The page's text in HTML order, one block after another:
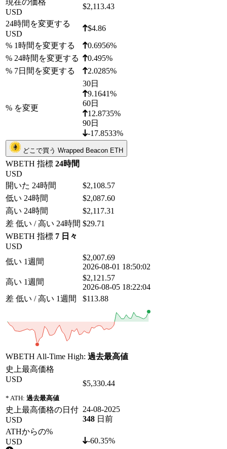
現在の価格
USD
$2,113.43
24時間を変更する
USD
$4.86
% 1時間を変更する
0.6956%
% 24時間を変更する
0.495%
% 7日間を変更する
2.0285%
% を変更
30日
9.1641%
60日
12.8735%
90日
-17.8533%
どこで買う Wrapped Beacon ETH
WBETH 指標 24時間
USD
開いた 24時間
$2,108.57
低い 24時間
$2,087.60
高い 24時間
$2,117.31
差 低い / 高い 24時間 $29.71
WBETH 指標 7 日々
USD
低い 1週間
$2,007.69
2026-08-01 18:50:02
高い 1週間
$2,121.57
2026-08-05 18:22:04
差 低い / 高い 1週間
$113.88
WBETH All-Time High: 過去最高値
史上最高価格
USD
* ATH: 過去最高値
$5,330.44
史上最高価格の日付
USD
24-08-2025
348 日前
ATHからの%
USD
-60.35%